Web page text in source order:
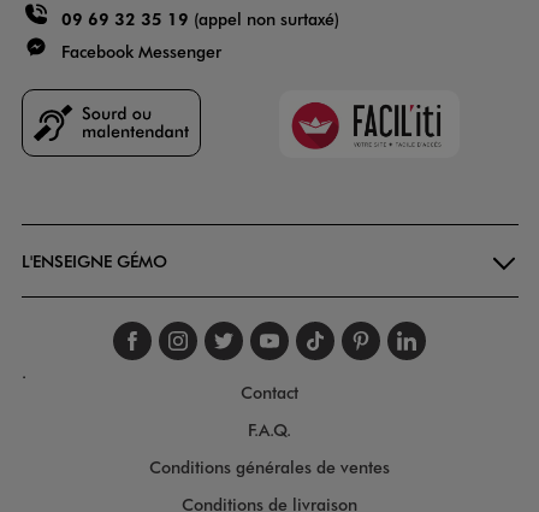
09 69 32 35 19 (appel non surtaxé)
Facebook Messenger
Faciliti
L'ENSEIGNE GÉMO
Suivez-nous sur
Suivez-nous sur
Suivez-nous sur
Suivez-nous
Suivez-nous
Suivez-
.
Contact
F.A.Q.
Conditions générales de ventes
Conditions de livraison